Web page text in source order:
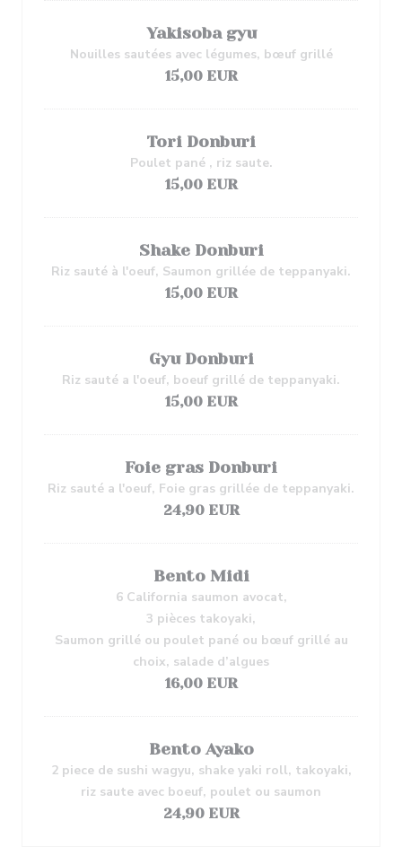
Yakisoba gyu
Nouilles sautées avec légumes, bœuf grillé
15,00 EUR
Tori Donburi
Poulet pané , riz saute.
15,00 EUR
Shake Donburi
Riz sauté à l'oeuf, Saumon grillée de teppanyaki.
15,00 EUR
Gyu Donburi
Riz sauté a l'oeuf, boeuf grillé de teppanyaki.
15,00 EUR
Foie gras Donburi
Riz sauté a l'oeuf, Foie gras grillée de teppanyaki.
24,90 EUR
Bento Midi
6 California saumon avocat,
3 pièces takoyaki,
Saumon grillé ou poulet pané ou bœuf grillé au
choix, salade d’algues
16,00 EUR
Bento Ayako
2 piece de sushi wagyu, shake yaki roll, takoyaki,
riz saute avec boeuf, poulet ou saumon
24,90 EUR